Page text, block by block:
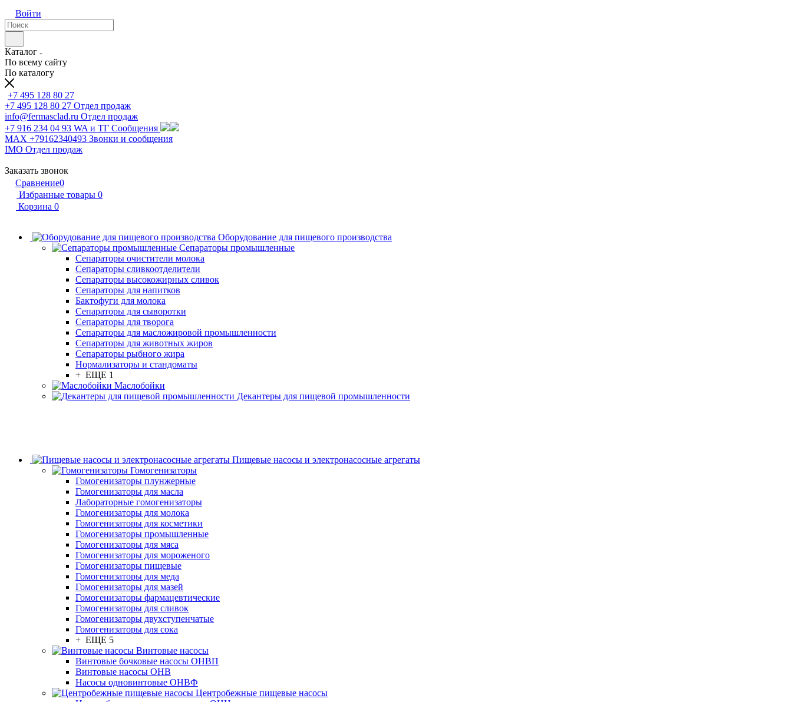
Войти
Каталог
По всему сайту
По каталогу
+7 495 128 80 27
+7 495 128 80 27 Отдел продаж
info@fermasclad.ru Отдел продаж
+7 916 234 04 93 WA и ТГ Сообщения
MAX +79162340493 Звонки и сообщения
IMO Отдел продаж
Заказать звонок
Сравнение0
Избранные товары 0
Корзина 0
Оборудование для пищевого производства
Сепараторы промышленные
Сепараторы очистители молока
Сепараторы сливкоотделители
Сепараторы высокожирных сливок
Сепараторы для напитков
Бактофуги для молока
Сепараторы для сыворотки
Сепараторы для творога
Сепараторы для масложировой промышленности
Сепараторы для животных жиров
Сепараторы рыбного жира
Нормализаторы и стандоматы
+ ЕЩЕ 1
Маслобойки
Декантеры для пищевой промышленности
Пищевые насосы и электронасосные агрегаты
Гомогенизаторы
Гомогенизаторы плунжерные
Гомогенизаторы для масла
Лабораторные гомогенизаторы
Гомогенизаторы для молока
Гомогенизаторы для косметики
Гомогенизаторы промышленные
Гомогенизаторы для мяса
Гомогенизаторы для мороженого
Гомогенизаторы пищевые
Гомогенизаторы для меда
Гомогенизаторы для мазей
Гомогенизаторы фармацевтические
Гомогенизаторы для сливок
Гомогенизаторы двухступенчатые
Гомогенизаторы для сока
+ ЕЩЕ 5
Винтовые насосы
Винтовые бочковые насосы ОНВП
Винтовые насосы ОНВ
Насосы одновинтовые ОНВФ
Центробежные пищевые насосы